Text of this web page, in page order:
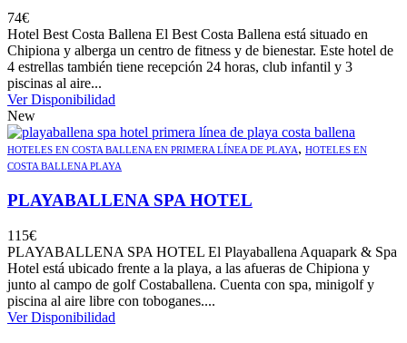
74€
Hotel Best Costa Ballena El Best Costa Ballena está situado en
Chipiona y alberga un centro de fitness y de bienestar. Este hotel de
4 estrellas también tiene recepción 24 horas, club infantil y 3
piscinas al aire...
Ver Disponibilidad
New
HOTELES EN COSTA BALLENA EN PRIMERA LÍNEA DE PLAYA, HOTELES EN
COSTA BALLENA PLAYA
PLAYABALLENA SPA HOTEL
115€
PLAYABALLENA SPA HOTEL El Playaballena Aquapark & Spa
Hotel está ubicado frente a la playa, a las afueras de Chipiona y
junto al campo de golf Costaballena. Cuenta con spa, minigolf y
piscina al aire libre con toboganes....
Ver Disponibilidad